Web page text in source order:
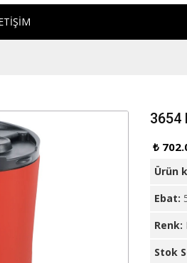
3654
₺
Ürün
Ebat:
Renk:
Stok